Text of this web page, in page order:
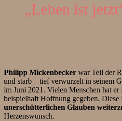
„Leben ist
Philipp Mickenbecker war Teil der
und starb – tief verwurzelt in seinem
im Juni 2021. Vielen Menschen hat
beispielhaft Hoffnung gegeben. Diese
unerschütterlichen Glauben
Herzenswunsch.